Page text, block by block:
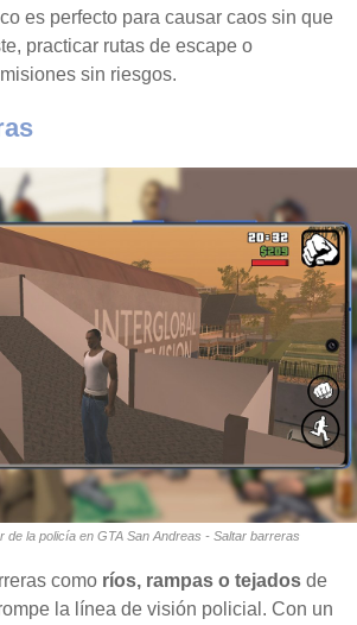
es perfecto para causar caos sin que
practicar rutas de escape o
sin riesgos.
de la policía en GTA San Andreas - Saltar barreras
como ríos, rampas o tejados de
la línea de visión policial. Con un